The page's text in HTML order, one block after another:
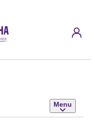
Menu